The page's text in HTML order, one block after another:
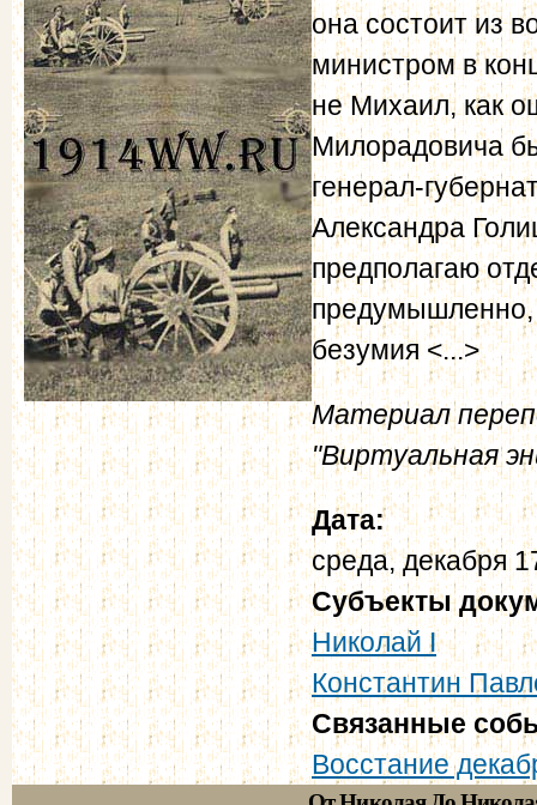
она состоит из
министром в
не Михаил, как
Милорадовича
генерал-
Александра
предполагаю
предумышленно,
безумия <...>
Материал
"Виртуальная
Дата:
среда, декабря
Субъекты
Николай I
Константин
Связанные
Восстание